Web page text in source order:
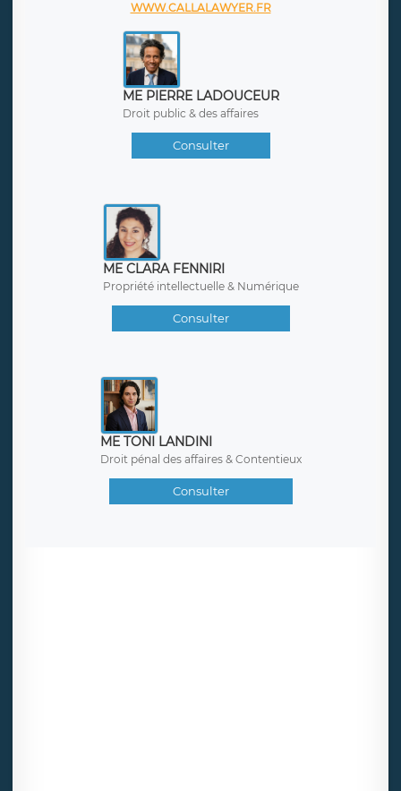
WWW.CALLALAWYER.FR
ME PIERRE LADOUCEUR
Droit public & des affaires
Consulter
ME CLARA FENNIRI
Propriété intellectuelle & Numérique
Consulter
ME TONI LANDINI
Droit pénal des affaires & Contentieux
Consulter